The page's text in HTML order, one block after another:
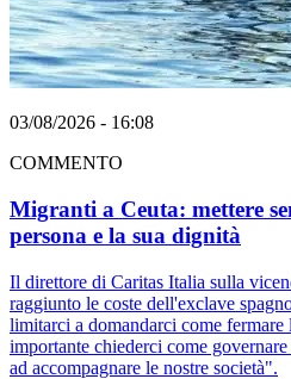
03/08/2026 - 16:08
COMMENTO
Migranti a Ceuta: mettere
persona e la sua dignità
Il direttore di Caritas Italia sulla
raggiunto le coste dell'exclave
limitarci a domandarci come fermare
importante chiederci come
ad accompagnare le nostre società".